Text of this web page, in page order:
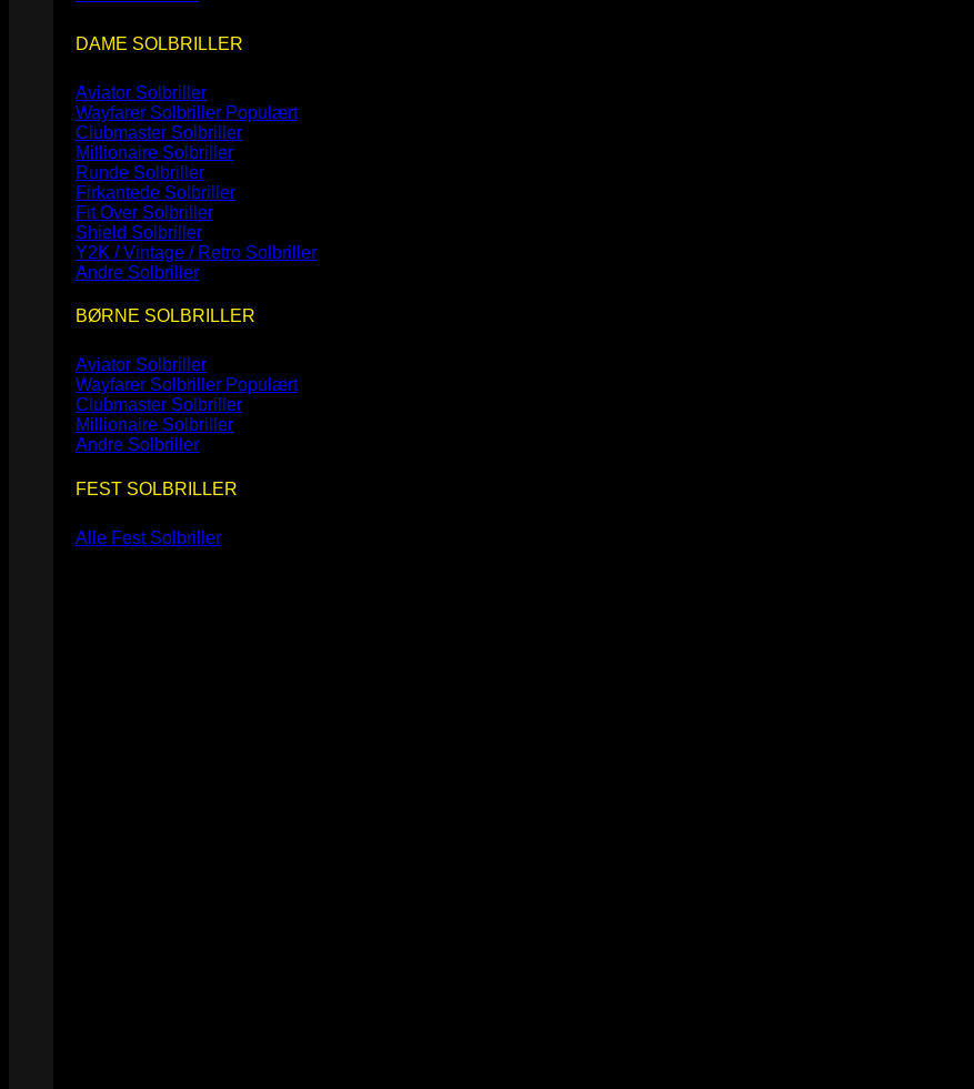
DAME SOLBRILLER
Aviator Solbriller
Wayfarer Solbriller
Clubmaster Solbriller
Millionaire Solbriller
Runde Solbriller
Firkantede Solbriller
Fit Over Solbriller
Shield Solbriller
Y2K / Vintage / Retro Solbriller
Andre Solbriller
BØRNE SOLBRILLER
Aviator Solbriller
Wayfarer Solbriller
Clubmaster Solbriller
Millionaire Solbriller
Andre Solbriller
FEST SOLBRILLER
Alle Fest Solbriller